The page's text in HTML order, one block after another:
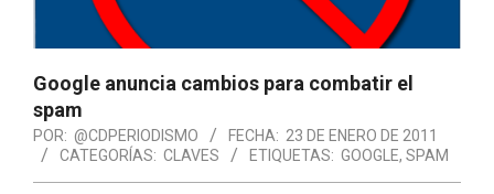
Google anuncia cambios para combatir el
spam
POR: @CDPERIODISMO FECHA: 23 DE ENERO DE 2011
CATEGORÍAS: CLAVES ETIQUETAS: GOOGLE, SPAM